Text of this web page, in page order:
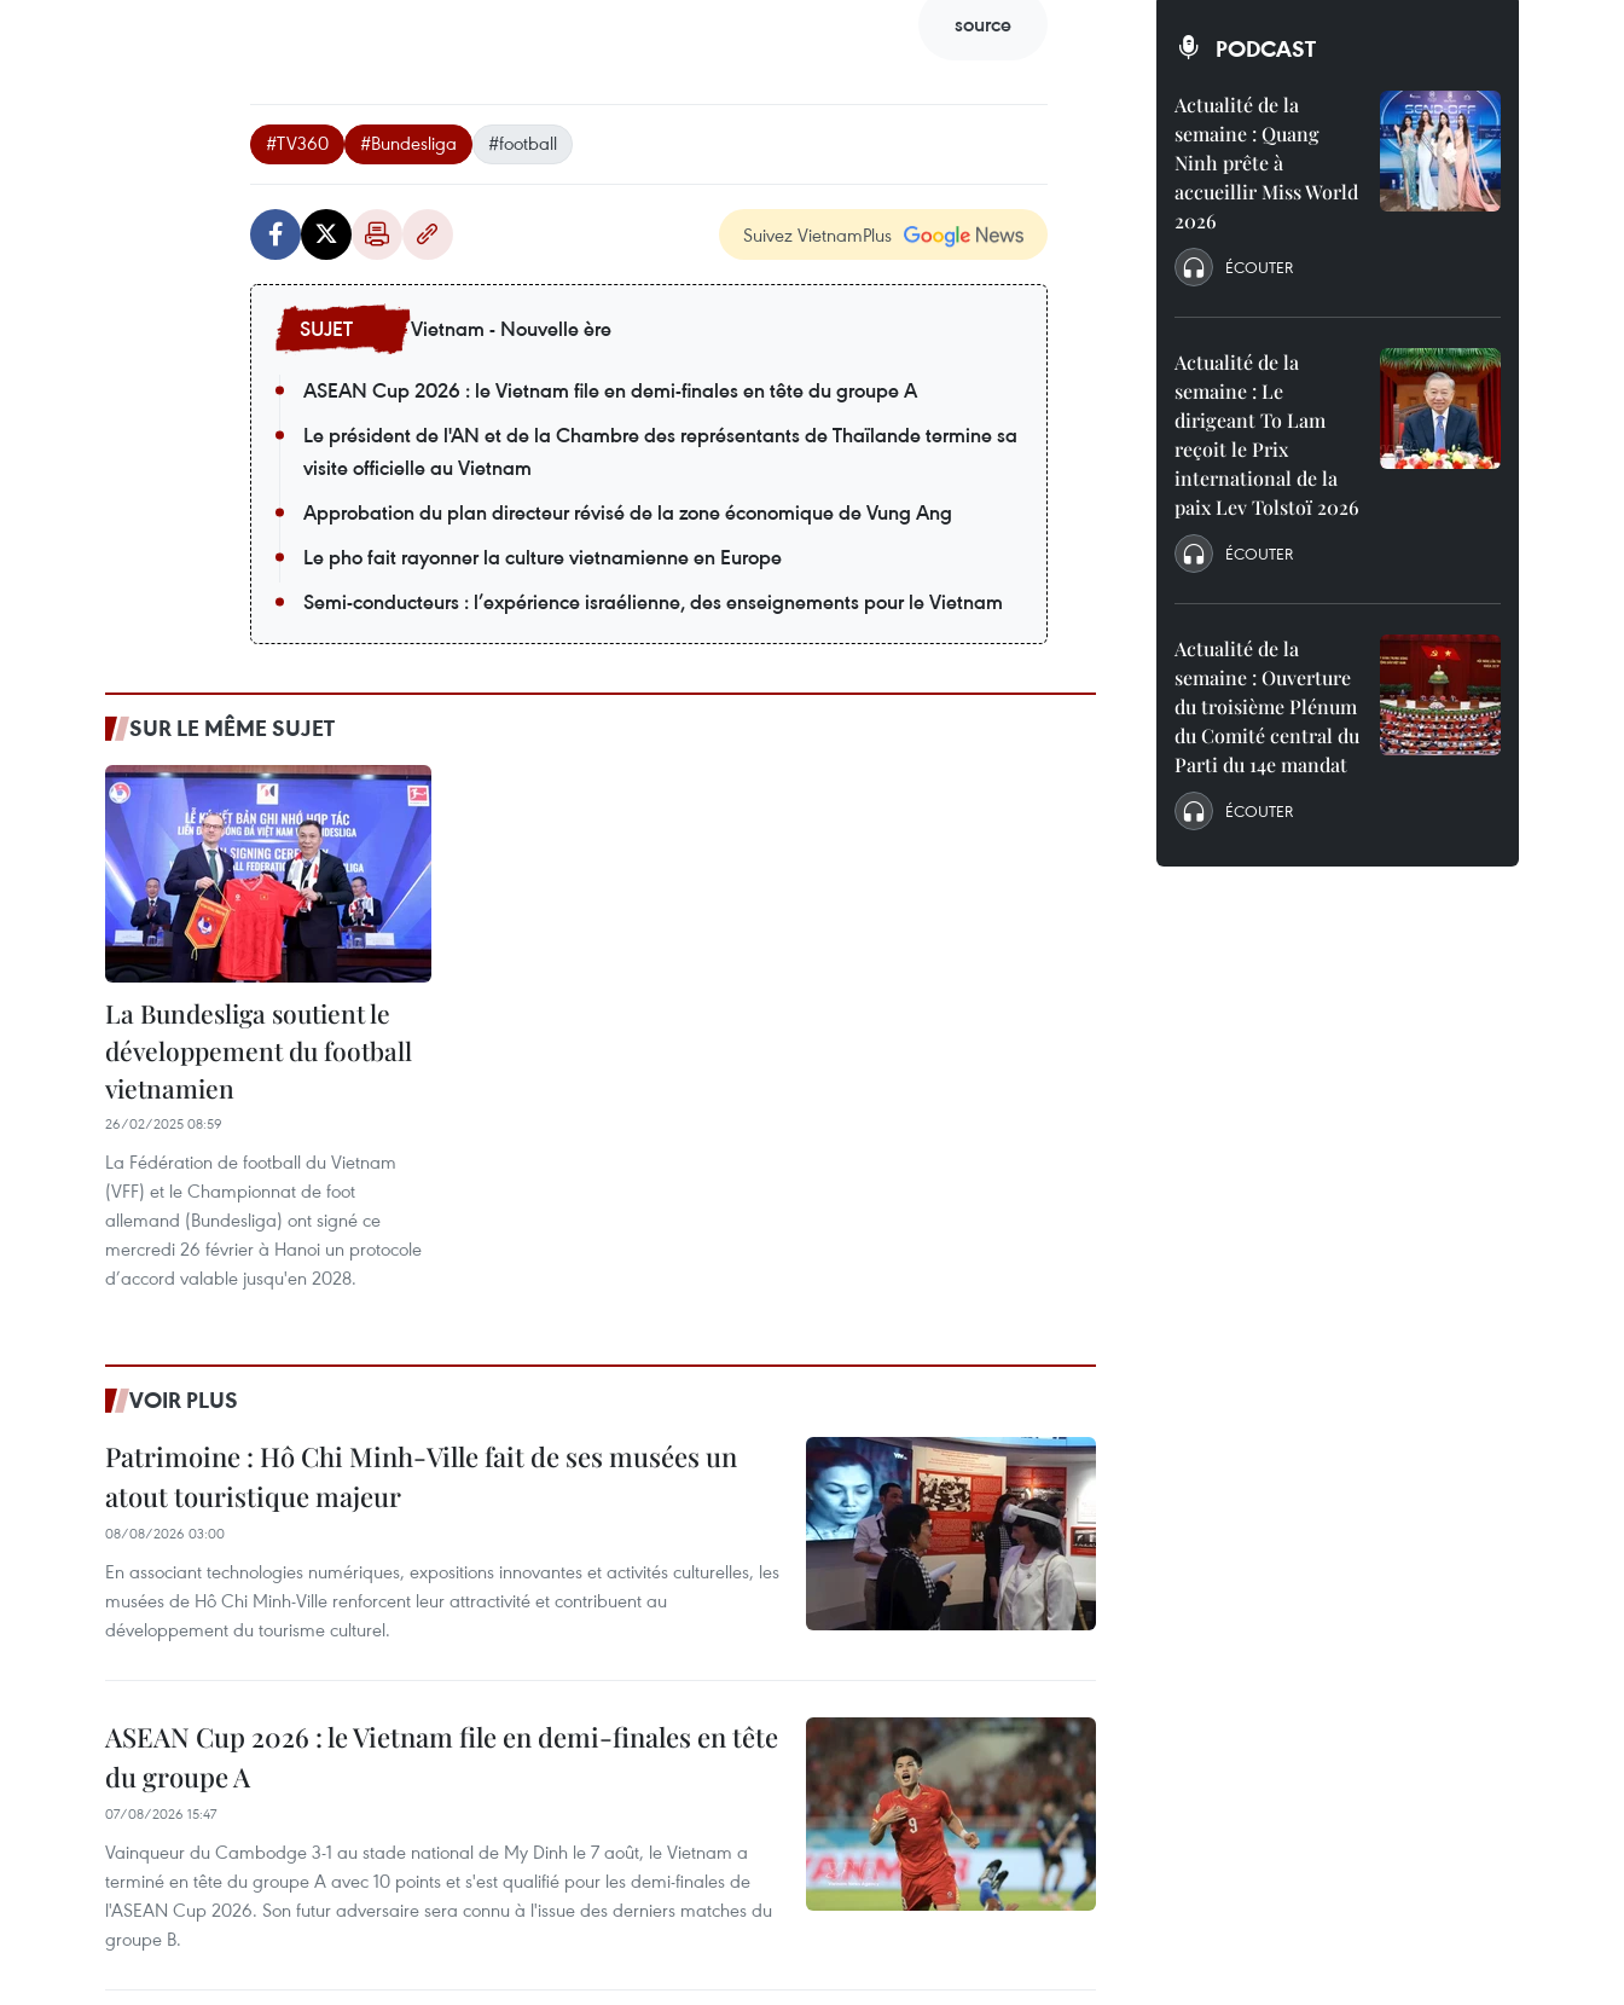
source
#TV360 #Bundesliga #football
Suivez VietnamPlus
Vietnam - Nouvelle ère
ASEAN Cup 2026 : le Vietnam file en demi-finales en tête du groupe A
Le président de l'AN et de la Chambre des représentants de Thaïlande termine sa
visite officielle au Vietnam
Approbation du plan directeur révisé de la zone économique de Vung Ang
Le pho fait rayonner la culture vietnamienne en Europe
Semi-conducteurs : l’expérience israélienne, des enseignements pour le Vietnam
SUR LE MÊME SUJET
La Bundesliga soutient le
développement du football
vietnamien
26/02/2025 08:59
La Fédération de football du Vietnam
(VFF) et le Championnat de foot
allemand (Bundesliga) ont signé ce
mercredi 26 février à Hanoi un protocole
d’accord valable jusqu'en 2028.
VOIR PLUS
Patrimoine : Hô Chi Minh-Ville fait de ses musées un
atout touristique majeur
08/08/2026 03:00
En associant technologies numériques, expositions innovantes et activités culturelles, les
musées de Hô Chi Minh-Ville renforcent leur attractivité et contribuent au
développement du tourisme culturel.
ASEAN Cup 2026 : le Vietnam file en demi-finales en tête
du groupe A
07/08/2026 15:47
Vainqueur du Cambodge 3-1 au stade national de My Dinh le 7 août, le Vietnam a
terminé en tête du groupe A avec 10 points et s'est qualifié pour les demi-finales de
l'ASEAN Cup 2026. Son futur adversaire sera connu à l'issue des derniers matches du
groupe B.
PODCAST
Actualité de la
semaine : Quang
Ninh prête à
accueillir Miss World
2026
ÉCOUTER
Actualité de la
semaine : Le
dirigeant To Lam
reçoit le Prix
international de la
paix Lev Tolstoï 2026
ÉCOUTER
Actualité de la
semaine : Ouverture
du troisième Plénum
du Comité central du
Parti du 14e mandat
ÉCOUTER